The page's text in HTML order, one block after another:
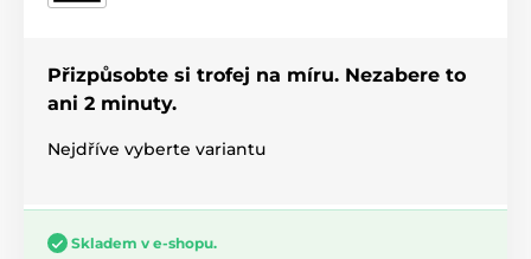
Přizpůsobte si trofej na míru. Nezabere to
ani 2 minuty.
Nejdříve vyberte variantu
Skladem v e-shopu.